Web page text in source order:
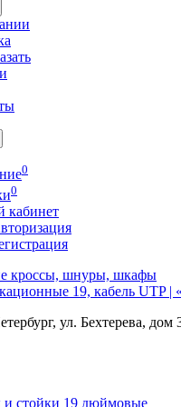
0
0
кабинет
ул. Бехтерева,
стойки 19 дюймовые